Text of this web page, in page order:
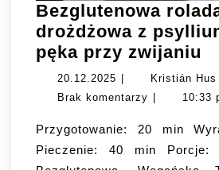
Bezglutenowa
drożdżowa z
pęka przy zwijaniu
–
20.12.2025 20.12.2025Kristián Hus
Brak komentarzy
10:33
Przygotowanie: 20 min Wyrastanie: 50 min
Pieczenie: 40 min Porcje: